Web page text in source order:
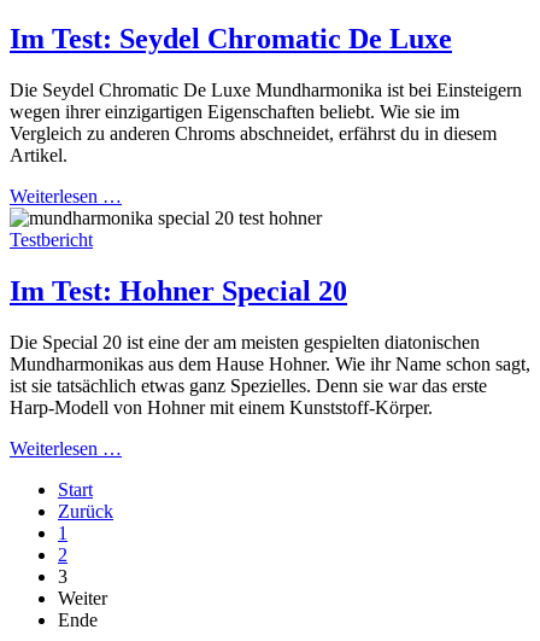
Im Test: Seydel Chromatic De Luxe
Die Seydel Chromatic De Luxe Mundharmonika ist bei Einsteigern
wegen ihrer einzigartigen Eigenschaften beliebt. Wie sie im
Vergleich zu anderen Chroms abschneidet, erfährst du in diesem
Artikel.
Weiterlesen …
Testbericht
Im Test: Hohner Special 20
Die Special 20 ist eine der am meisten gespielten diatonischen
Mundharmonikas aus dem Hause Hohner. Wie ihr Name schon sagt,
ist sie tatsächlich etwas ganz Spezielles. Denn sie war das erste
Harp-Modell von Hohner mit einem Kunststoff-Körper.
Weiterlesen …
Start
Zurück
1
2
3
Weiter
Ende